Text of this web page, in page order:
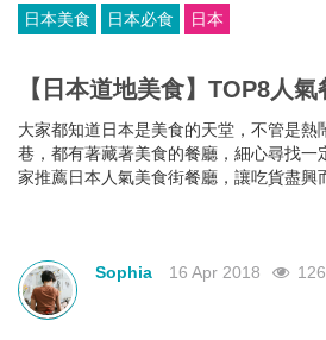
日本美食 日本必食 日本
【日本道地美食】TOP8人氣
大家都知道日本是美食的天堂，不管是熱
巷，都有著藏著美食的餐廳，細心尋找一
家推薦日本人氣美食街餐廳，讓吃貨盡興
Sophia 16 Apr 2018